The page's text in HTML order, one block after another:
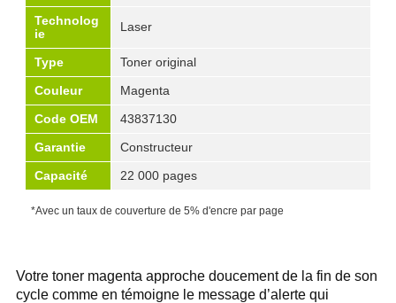
Technolog
ie
Laser
Type
Toner original
Couleur
Magenta
Code OEM
43837130
Garantie
Constructeur
Capacité
22 000 pages
*Avec un taux de couverture de 5% d'encre par page
Votre toner magenta approche doucement de la fin de son
cycle comme en témoigne le message d’alerte qui